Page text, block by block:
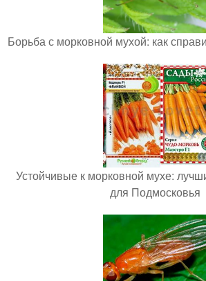
Борьба с морковной мухой: как
Устойчивые к морковной мухе:
для Подмосковья